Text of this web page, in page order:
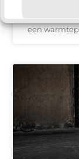
om hun
een